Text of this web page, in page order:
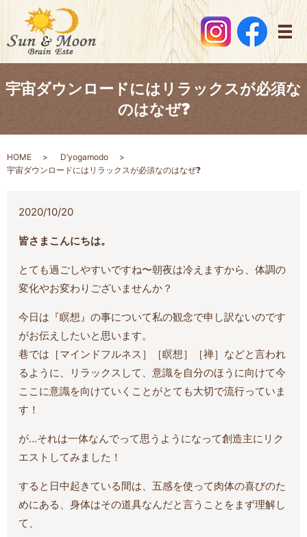
メ
宇宙ダウンロードにはリラックスが必須な
のはなぜ❓
HOME
D’yogamodo
宇宙ダウンロードにはリラックスが必須なのはなぜ❓
2020/10/20
皆さまこんにちは。
とても過ごしやすいですね〜朝夜は冷えますから、体調の
変化やお変わりございませんか？
今日は『瞑想』の事について私の観念で申し訳ないのです
がお伝えしたいと思います。
巷では［マインドフルネス］［瞑想］［禅］などと言われ
るように、リラックスして、意識を自分のほうに向けて今
ここに意識を向けていくことがとても大切で流行っていま
す！
が…それは一体なんでって思うようになって創造主にリク
エストしてみました！
すると日中起きている間は、五感を使って肉体の喜びのた
めにある、身体はその道具なんだと言うことをまず理解し
て、